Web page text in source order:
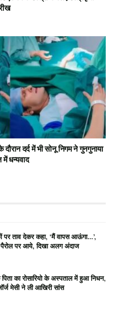
दर्द में भी सोनू निगम ने गुनगुनाया
में धन्यवाद
ताव देकर कहा, ‘मैं वापस आऊंगा…’,
पर आये, दिखा अलग अंदाज
का रोसारियो के अस्पताल में हुआ निधन,
मेसी ने ली आखिरी सांस